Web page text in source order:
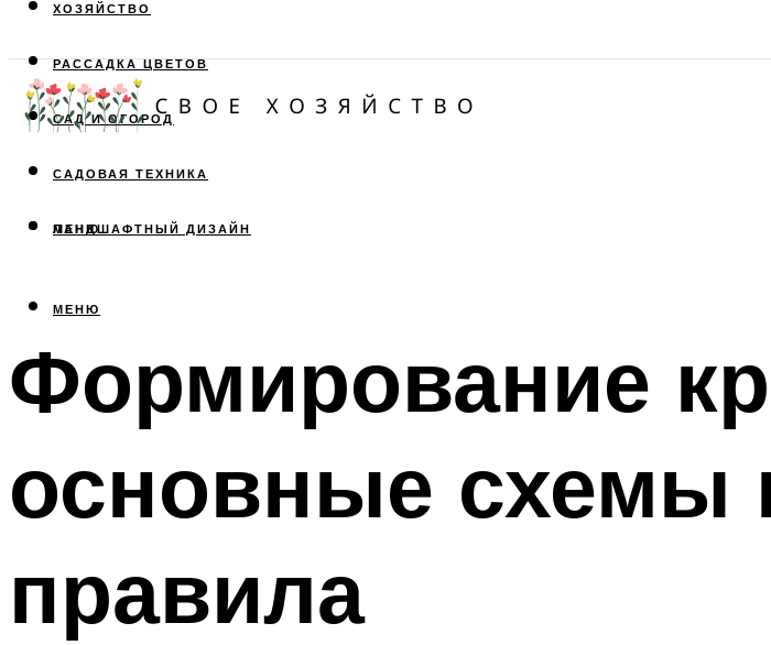
ХОЗЯЙСТВО
РАССАДКА ЦВЕТОВ
САД И ОГОРОД
САДОВАЯ ТЕХНИКА
ЛАНДШАФТНЫЙ ДИЗАЙН
МЕНЮ
МЕНЮ
Формирование
основные схемы
правила